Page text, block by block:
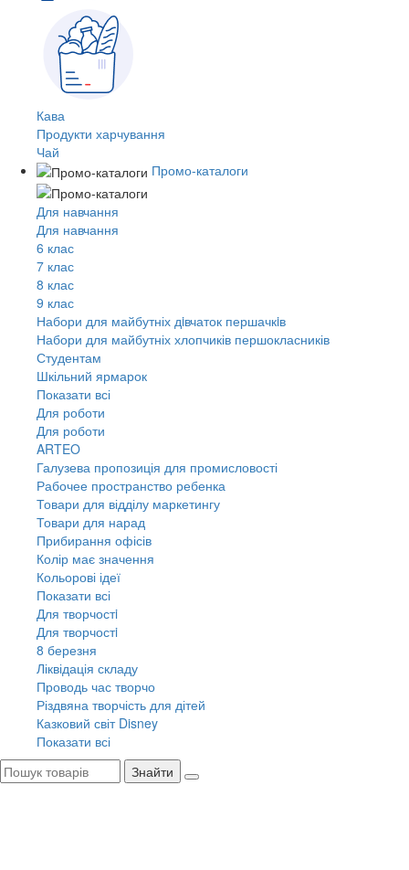
Кава
Продукти харчування
Чай
Промо-каталоги
Для навчання
Для навчання
6 клас
7 клас
8 клас
9 клас
Набори для майбутніх дiвчаток першачкiв
Набори для майбутніх хлопчиків першокласників
Студентам
Шкільний ярмарок
Показати всі
Для роботи
Для роботи
ARTEO
Галузева пропозиція для промисловості
Рабочее пространство ребенка
Товари для відділу маркетингу
Товари для нарад
Прибирання офісів
Колір має значення
Кольорові ідеї
Показати всі
Для творчостi
Для творчостi
8 березня
Ліквідація складу
Проводь час творчо
Різдвяна творчість для дітей
Казковий світ Disney
Показати всі
Знайти